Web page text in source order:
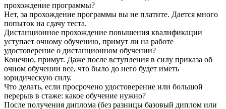
прохождение программы?
Нет, за прохождение программы вы не платите. Дается много
попыток на сдачу теста.
Дистанционное прохождение повышения квалификации
уступает очному обучению, примут ли на работе
удостоверение о дистанционном обучении?
Конечно, примут. Даже после вступления в силу приказа об
очном обучении все, что было до него будет иметь
юридическую силу.
Что делать, если просрочено удостоверение или большой
перерыв в стаже: какое обучение нужно?
После получения диплома (без разницы базовый диплом или